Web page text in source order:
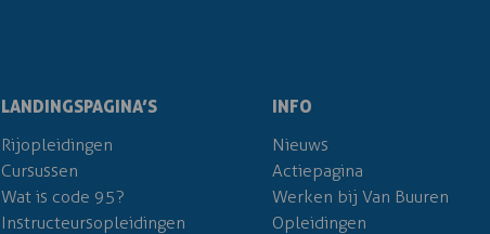
LANDINGSPAGINA’S
Rijopleidingen
Cursussen
Wat is code 95?
Instructeursopleidingen
INFO
Nieuws
Actiepagina
Werken bij Van Buuren
Opleidingen